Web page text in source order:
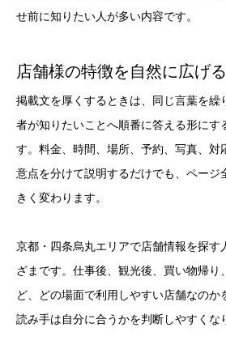
せ前に知りたい人が多い内容です。
店舗様の特徴を自然に広げる
掲載文を厚くするときは、同じ言葉を繰
者が知りたいことへ順番に答える形にす
す。料金、時間、場所、予約、写真、対
意点を分けて説明するだけでも、ページ
きく変わります。
京都・四条烏丸エリアで店舗情報を探す
ざまです。仕事後、観光後、買い物帰り
ど、どの場面で利用しやすい店舗なのか
読み手は自分に合うかを判断しやすくな